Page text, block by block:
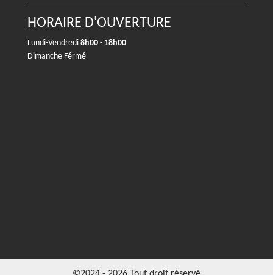
HORAIRE D'OUVERTURE
Lundi-Vendredi 8h00 - 18h00
Dimanche Férmé